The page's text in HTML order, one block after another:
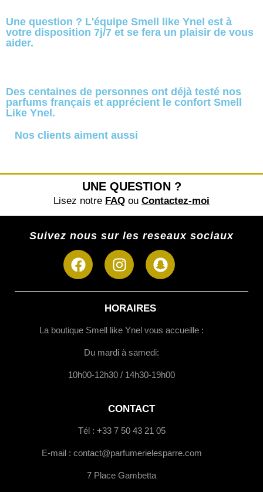
Une question ? L'équipe Smell like Ynel est à
votre disposition 7j/7 et se fera un plaisir de vous
aider.
Des centaines de personnes ont déjà testé nos
parfums français et apprécient le confort Smell
Like Ynel.
Nos clients aiment aussi
UNE QUESTION ?
Lisez notre FAQ ou Contactez-moi
Suivez nous sur les reseaux sociaux
CONTACT
Tél : +33 7 50 43 21 05
E-mail : contact@parfumerielesparre.com
7 Place Gambetta
HORAIRES
La boutique Smell like Ynel vous accueille :
Du mardi à samedi:
10h00-12h30 / 14h30-19h00